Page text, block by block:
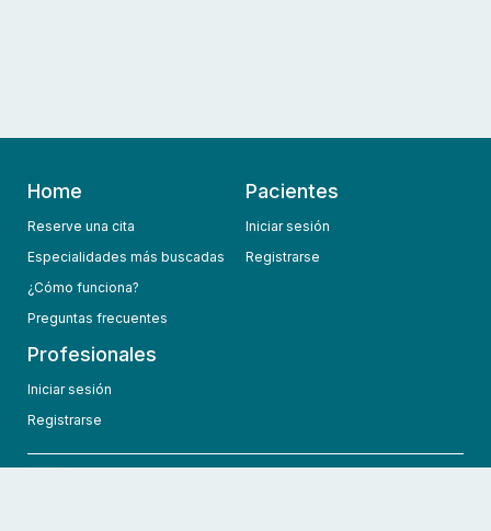
Home
Reserve una cita
Especialidades más buscadas
¿Cómo funciona?
Preguntas frecuentes
Pacientes
Iniciar sesión
Registrarse
Profesionales
Iniciar sesión
Registrarse